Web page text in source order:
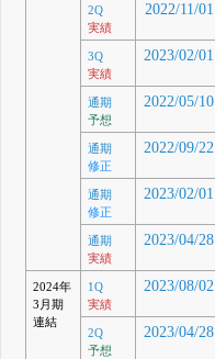
2Q
実績
2022/11/01
3Q
実績
2023/02/01
通期
予想
2022/05/10
通期
修正
2022/09/22
通期
修正
2023/02/01
通期
実績
2023/04/28
2024年
3月期
連結
1Q
実績
2023/08/02
2Q
予想
2023/04/28